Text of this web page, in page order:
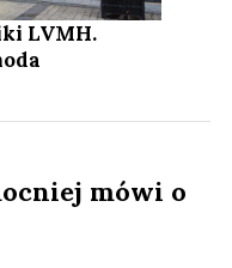
LVMH.
mówi o